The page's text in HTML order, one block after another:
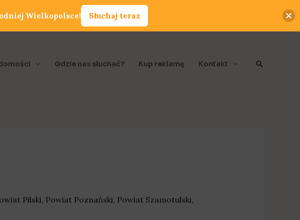
Gdzie nas słuchać? Kup reklamę Kontakt Szukaj
Pilski, Powiat Poznański, Powiat Szamotulski,
Wielkopolsce! Słuchaj teraz